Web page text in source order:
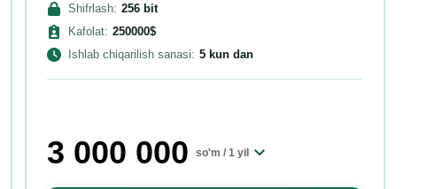
Shifrlash: 256bit
Kafolat: 250000$
Ishlab chiqarilish sanasi: 5 kun dan
3 000 000 so'm /1 yil